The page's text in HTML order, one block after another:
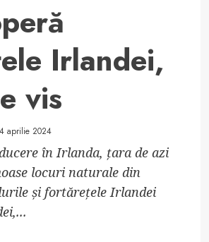
Irlandei,
vis
aprilie 2024
în Irlanda, țara de azi
locuri naturale din
și fortărețele Irlandei